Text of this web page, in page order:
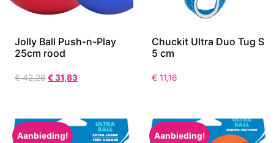
Jolly Ball Push-n-Play
25cm rood
€42,28 €31,83
Chuckit Ultra Duo Tug S
5 cm
€ 11,16
Aanbieding! Aanbieding!